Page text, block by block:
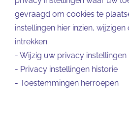
gevraagd om cookies te
instellingen hier inzien,
intrekken:
- Wijzig uw privacy instellingen
- Privacy instellingen historie
- Toestemmingen herroepen